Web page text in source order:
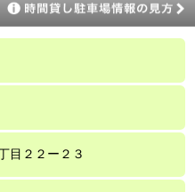
目２２ー２３